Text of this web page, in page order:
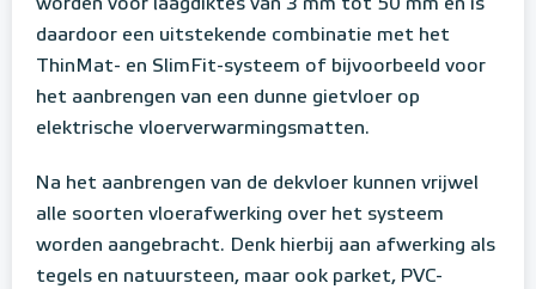
worden voor laagdiktes van 3 mm tot 50 mm en is
daardoor een uitstekende combinatie met het
ThinMat- en SlimFit-systeem of bijvoorbeeld voor
het aanbrengen van een dunne gietvloer op
elektrische vloerverwarmingsmatten.
Na het aanbrengen van de dekvloer kunnen vrijwel
alle soorten vloerafwerking over het systeem
worden aangebracht. Denk hierbij aan afwerking als
tegels en natuursteen, maar ook parket, PVC-